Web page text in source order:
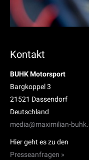
Kontakt
BUHK Motorsport
Bargkoppel 3
21521 Dassendorf
Deutschland
media@maximilian-
Hier geht es zu den
Presseanfragen »